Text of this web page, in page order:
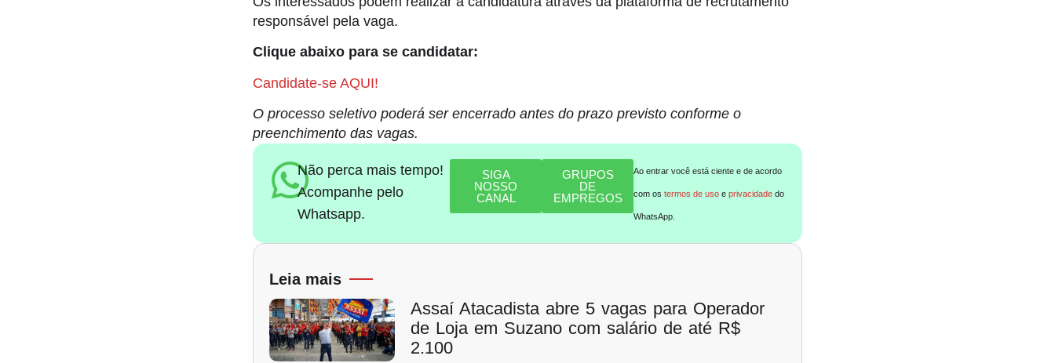
responsável pela vaga.
Clique abaixo para se candidatar:
Candidate-se AQUI!
O processo seletivo poderá ser encerrado antes do prazo previsto conforme o
preenchimento das vagas.
Não perca mais tempo!
Acompanhe pelo
Whatsapp.
SIGA
NOSSO
CANAL
GRUPOS
DE
EMPREGOS
Ao entrar você está ciente e de acordo
com ostermos de uso eprivacidade do
WhatsApp.
Leia mais
Assaí Atacadista abre 5 vagas para Operador
de Loja em Suzano com salário de até R$
2.100